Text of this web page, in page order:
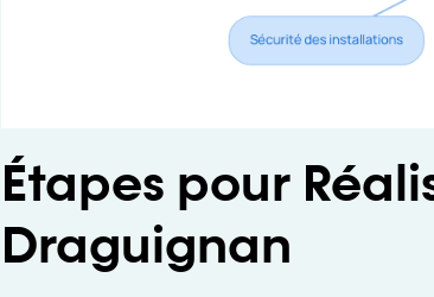
Étapes pour
Draguignan